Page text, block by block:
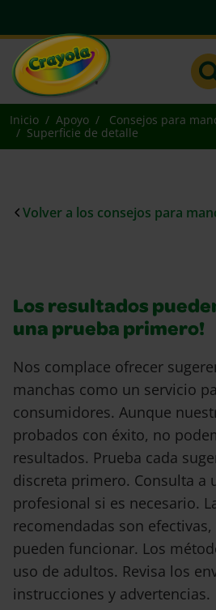
Inicio Apoyo
Consejos para
Superficie de detalle
Volver a los consejos para
Los resultados
una prueba primero!
Nos complace ofrecer
manchas como un servicio
consumidores. Aunque
probados con éxito, no
resultados. Prueba cada
discreta primero. Consulta a
profesional si es necesario.
recomendadas son
pueden funcionar. Los
uso de adultos. Revisa los
instrucciones y advertencias.